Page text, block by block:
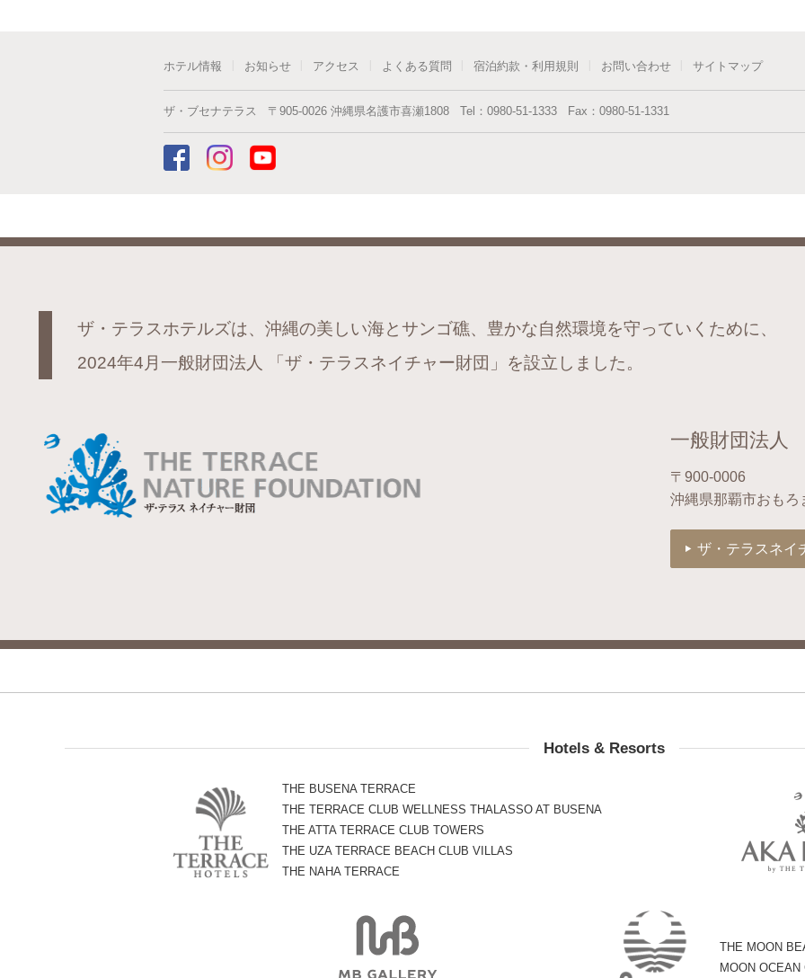
ホテル情報 お知らせ アクセス よくある質問 宿泊約款・利用規則 お問い合わせ サイトマップ
ザ・ブセナテラス 〒 905-0026 沖縄県名護市喜瀬1808 Tel： 0980-51-1333 Fax： 0980-51-1331
ザ・テラスホテルズは、沖縄の美しい海とサンゴ礁、豊かな自然環境を守っていくために、
2024年4月一般財団法人
「ザ・テラスネイチャー財団」を設立しました。
一般財団法人
〒900-0006
沖縄県那覇市おも
ザ・テラスネイ
Hotels & Resorts
THE BUSENA TERRACE
THE TERRACE CLUB WELLNESS THALASSO AT BUSENA
THE ATTA TERRACE CLUB TOWERS
THE UZA TERRACE BEACH CLUB VILLAS
THE NAHA TERRACE
THE MOON
MOON OCEAN